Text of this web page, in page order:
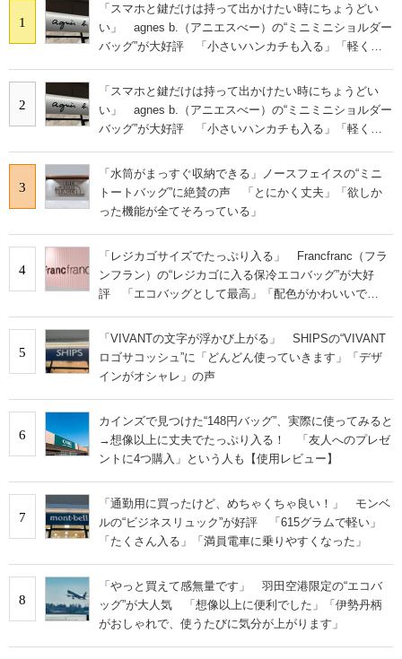
1
「スマホと鍵だけは持って出かけたい時にちょうどい
い」 agnes b.（アニエスべー）の“ミニミニショルダー
バッグ”が大好評 「小さいハンカチも入る」「軽くて
2
「スマホと鍵だけは持って出かけたい時にちょうどい
い」 agnes b.（アニエスべー）の“ミニミニショルダー
バッグ”が大好評 「小さいハンカチも入る」「軽くて
3
「水筒がまっすぐ収納できる」ノースフェイスの“ミニ
トートバッグ”に絶賛の声 「とにかく丈夫」「欲しか
った機能が全てそろっている」
4
「レジカゴサイズでたっぷり入る」 Francfranc（フラ
ンフラン）の“レジカゴに入る保冷エコバッグ”が大好
評 「エコバッグとして最高」「配色がかわいいで
5
「VIVANTの文字が浮かび上がる」 SHIPSの“VIVANT
ロゴサコッシュ”に「どんどん使っていきます」「デザ
インがオシャレ」の声
6
カインズで見つけた“148円バッグ”、実際に使ってみると
→想像以上に丈夫でたっぷり入る！ 「友人へのプレゼ
ントに4つ購入」という人も【使用レビュー】
7
「通勤用に買ったけど、めちゃくちゃ良い！」 モンベ
ルの“ビジネスリュック”が好評 「615グラムで軽い」
「たくさん入る」「満員電車に乗りやすくなった」
8
「やっと買えて感無量です」 羽田空港限定の“エコバ
ッグ”が大人気 「想像以上に便利でした」「伊勢丹柄
がおしゃれで、使うたびに気分が上がります」